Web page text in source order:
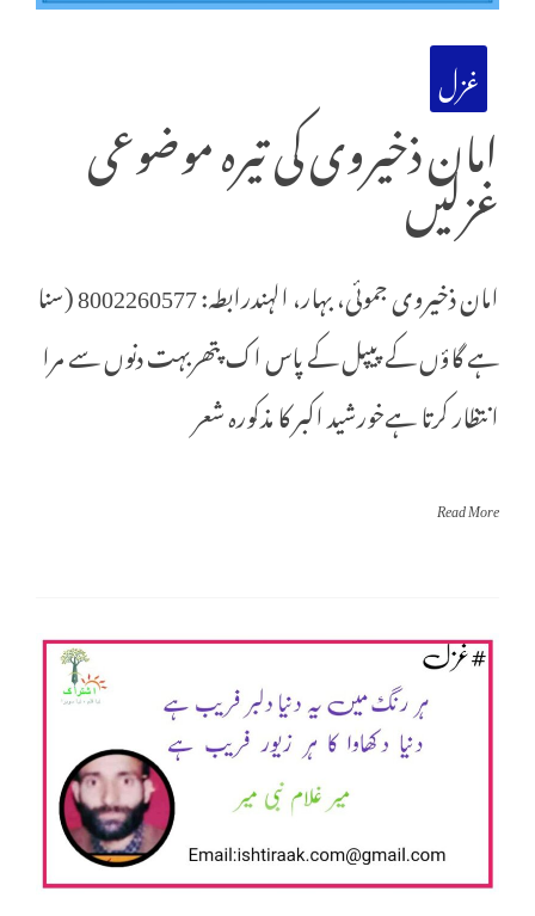
غزل
امان ذخیروی کی تیرہ موضوعی
غزلیں
امان ذخیروی جموئی، بہار، الہندرابطہ: 8002260577 (سنا
ہے گاؤں کے پیپل کے پاس اک پتھربہت دنوں سے مرا
انتظار کرتا ہےخورشید اکبر کا مذکورہ شعر
Read More